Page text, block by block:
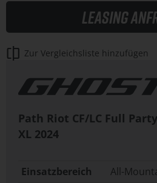
Leasing
Zur Vergleichsliste hinzufügen
Path Riot CF/LC Full
XL 2024
Einsatzbereich
All-